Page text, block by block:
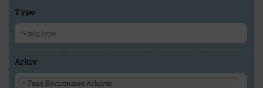
Type
Arkiv
× Faxe Kommunes Arkiver